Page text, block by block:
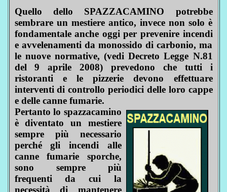
Quello dello SPAZZACAMINO potrebbe
sembrare un mestiere antico, invece non solo è
fondamentale anche oggi per prevenire incendi
e avvelenamenti da monossido di carbonio, ma
le nuove normative, (vedi Decreto Legge N.81
del 9 aprile 2008) prevedono che tutti i
ristoranti e le pizzerie devono effettuare
interventi di controllo periodici delle loro cappe
e delle canne fumarie.
Pertanto lo spazzacamino
è diventato un mestiere
sempre più necessario
perché gli incendi alle
canne fumarie sporche,
sono sempre più
frequenti da cui la
necessità di mantenere